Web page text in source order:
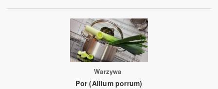
Warzywa
Por (Allium porrum)